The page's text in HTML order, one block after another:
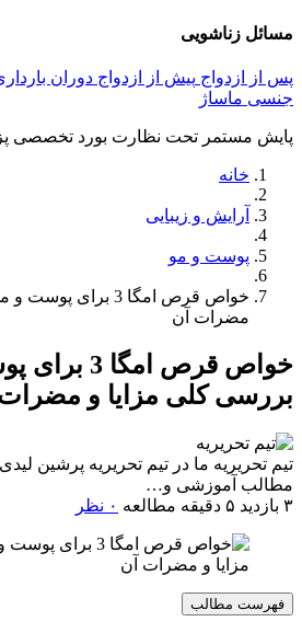
مسائل زناشویی
پس از ازدواج پیش از ازدواج دوران
جنسی ماساژ
پایش مستمر تحت نظارت بورد تخصصی
خانه
آرایش و زیبایی
پوست و مو
خواص قرص امگا 3
مضرات آن
خواص قرص
بررسی کلی مزایا و
تیم تحریریه ما در تیم تحریریه پرشین
مطالب آموزشی و…
۳ بازدید
۵ دقیقه مطالعه ۰ نظر
فهرست مطالب